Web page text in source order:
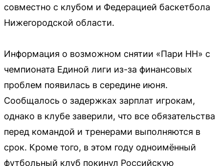
совместно с клубом и Федерацией баскетбола
Нижегородской области.
Информация о возможном снятии «Пари НН» с
чемпионата Единой лиги из-за финансовых
проблем появилась в середине июня.
Сообщалось о задержках зарплат игрокам,
однако в клубе заверили, что все обязательства
перед командой и тренерами выполняются в
срок. Кроме того, в этом году одноимённый
футбольный клуб покинул Российскую